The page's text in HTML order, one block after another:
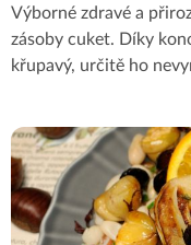
Výborné zdravé a
zásoby cuket. Díky
křupavý, určitě ho